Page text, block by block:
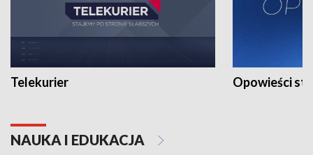
Telekurier Opowieści
NAUKA I EDUKACJA